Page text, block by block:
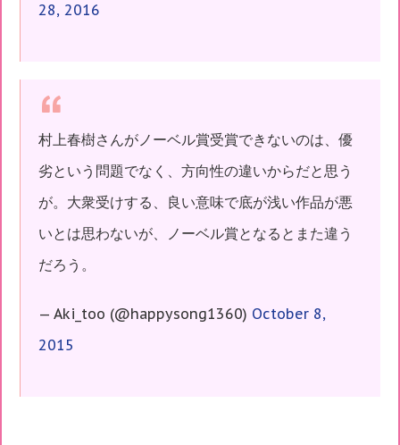
28, 2016
村上春樹さんがノーベル賞受賞できないのは、優
劣という問題でなく、方向性の違いからだと思う
が。大衆受けする、良い意味で底が浅い作品が悪
いとは思わないが、ノーベル賞となるとまた違う
だろう。
— Aki_too (@happysong1360) October 8,
2015